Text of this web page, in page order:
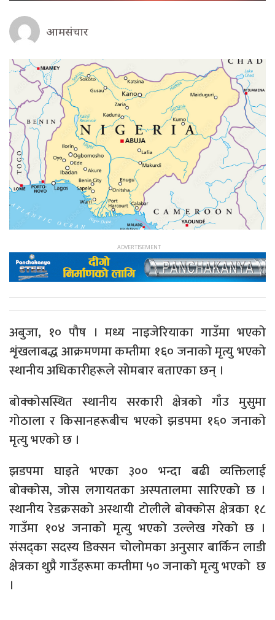
आमसंचार
अबुजा, १० पौष । मध्य नाइजेरियाका गाउँमा भएको
शृंखलाबद्ध आक्रमणमा कम्तीमा १६० जनाको मृत्यु भएको
स्थानीय अधिकारीहरूले सोमबार बताएका छन् ।
बोक्कोसस्थित स्थानीय सरकारी क्षेत्रको गाँउ मुसुमा
गोठाला र किसानहरूबीच भएको झडपमा १६० जनाको
मृत्यु भएको छ ।
झडपमा घाइते भएका ३०० भन्दा बढी व्यक्तिलाई
बोक्कोस, जोस लगायतका अस्पतालमा सारिएको छ ।
स्थानीय रेडक्रसको अस्थायी टोलीले बोक्कोस क्षेत्रका १८
गाउँमा १०४ जनाको मृत्यु भएको उल्लेख गरेको छ ।
संसद्का सदस्य डिक्सन चोलोमका अनुसार बार्किन लाडी
क्षेत्रका थुप्रै गाउँहरूमा कम्तीमा ५० जनाको मृत्यु भएको छ
।